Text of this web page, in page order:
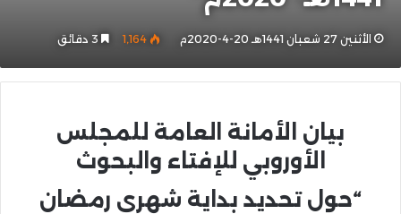
الأثنين 27 شعبان 1441هـ 20-4-2020م 1٬164
بيان الأمانة العامة للمجلس
الأوروبي للإفتاء والبحوث
“حول تحديد بداية شهري رمضان